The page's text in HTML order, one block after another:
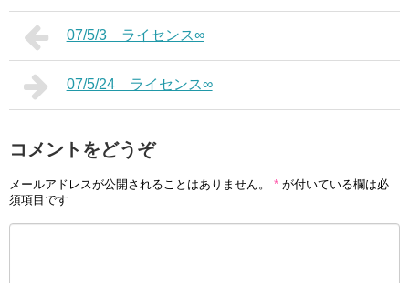
07/5/3 ライセンス∞
07/5/24 ライセンス∞
コメントをどうぞ
メールアドレスが公開されることはありません。 * が付いている欄は必
須項目です